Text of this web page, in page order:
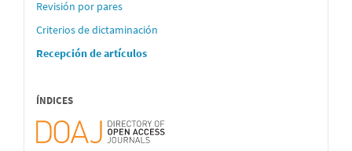
Revisión por pares
Criterios de dictaminación
Recepción de artículos
ÍNDICES